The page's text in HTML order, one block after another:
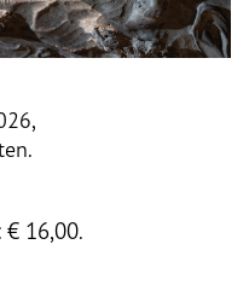
16,00.